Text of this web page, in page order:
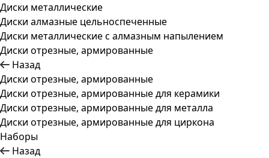
Диски металлические
Диски алмазные цельноспеченные
Диски металлические с алмазным напылением
Диски отрезные, армированные
Назад
Диски отрезные, армированные
Диски отрезные, армированные для керамики
Диски отрезные, армированные для металла
Диски отрезные, армированные для циркона
Наборы
Назад